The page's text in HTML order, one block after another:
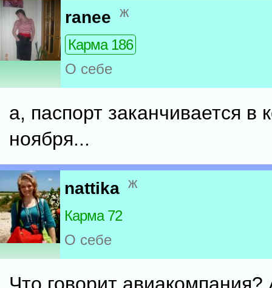
ranee ж
Карма 186
О себе
а, паспорт заканчивается в
ноября...
nattika ж
Карма 72
О себе